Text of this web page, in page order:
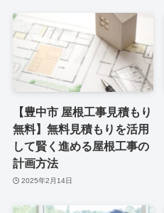
【豊中市 屋根工事見積もり
無料】無料見積もりを活用
して賢く進める屋根工事の
計画方法
2025年2月14日